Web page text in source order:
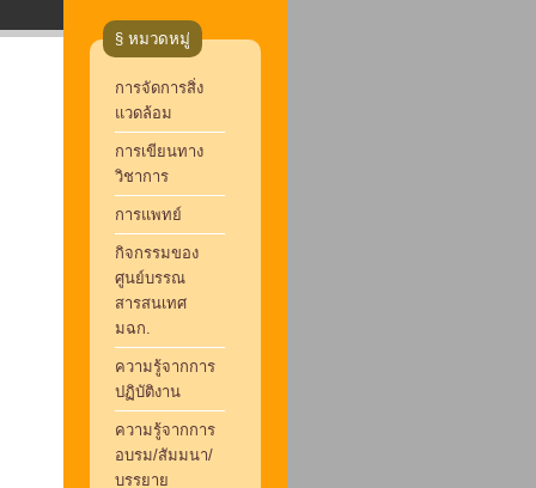
§ หมวดหมู่
การจัดการสิ่ง
แวดล้อม
การเขียนทาง
วิชาการ
การแพทย์
กิจกรรมของ
ศูนย์บรรณ
สารสนเทศ
มฉก.
ความรู้จากการ
ปฏิบัติงาน
ความรู้จากการ
อบรม/สัมมนา/
บรรยาย